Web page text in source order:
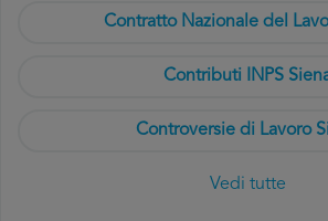
Contratto Nazionale del
Contributi INPS
Controversie di Lavoro
Vedi tutte